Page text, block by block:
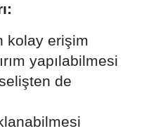
kolay erişim
yapılabilmesi
de